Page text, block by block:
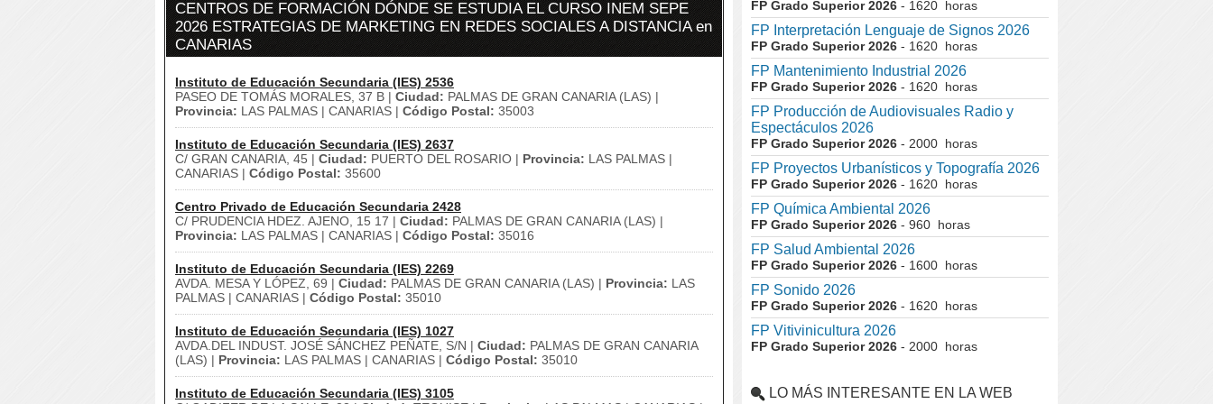
CENTROS DE FORMACIÓN DÓNDE SE ESTUDIA EL CURSO INEM SEPE
2026 ESTRATEGIAS DE MARKETING EN REDES SOCIALES A DISTANCIA en
CANARIAS
Instituto de Educación Secundaria (IES) 2536
PASEO DE TOMÁS MORALES, 37 B | Ciudad: PALMAS DE GRAN CANARIA (LAS) |
Provincia: LAS PALMAS | CANARIAS | Código Postal: 35003
Instituto de Educación Secundaria (IES) 2637
C/ GRAN CANARIA, 45 | Ciudad: PUERTO DEL ROSARIO | Provincia: LAS PALMAS |
CANARIAS | Código Postal: 35600
Centro Privado de Educación Secundaria 2428
C/ PRUDENCIA HDEZ. AJENO, 15 17 | Ciudad: PALMAS DE GRAN CANARIA (LAS) |
Provincia: LAS PALMAS | CANARIAS | Código Postal: 35016
Instituto de Educación Secundaria (IES) 2269
AVDA. MESA Y LÓPEZ, 69 | Ciudad: PALMAS DE GRAN CANARIA (LAS) | Provincia: LAS
PALMAS | CANARIAS | Código Postal: 35010
Instituto de Educación Secundaria (IES) 1027
AVDA.DEL INDUST. JOSÉ SÁNCHEZ PEÑATE, S/N | Ciudad: PALMAS DE GRAN CANARIA
(LAS) | Provincia: LAS PALMAS | CANARIAS | Código Postal: 35010
Instituto de Educación Secundaria (IES) 3105
FP Grado Superior 2026 - 1620 horas
FP Interpretación Lenguaje de Signos 2026
FP Grado Superior 2026 - 1620 horas
FP Mantenimiento Industrial 2026
FP Grado Superior 2026 - 1620 horas
FP Producción de Audiovisuales Radio y
Espectáculos 2026
FP Grado Superior 2026 - 2000 horas
FP Proyectos Urbanísticos y Topografía 2026
FP Grado Superior 2026 - 1620 horas
FP Química Ambiental 2026
FP Grado Superior 2026 - 960 horas
FP Salud Ambiental 2026
FP Grado Superior 2026 - 1600 horas
FP Sonido 2026
FP Grado Superior 2026 - 1620 horas
FP Vitivinicultura 2026
FP Grado Superior 2026 - 2000 horas
LO MÁS INTERESANTE EN LA WEB